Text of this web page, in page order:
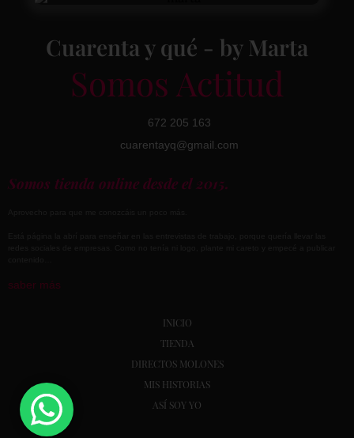
Cuarenta y qué - by Marta
Somos Actitud
672 205 163
cuarentayq@gmail.com
Somos tienda online desde el 2015.
saber más
INICIO
TIENDA
DIRECTOS MOLONES
MIS HISTORIAS
ASÍ SOY YO